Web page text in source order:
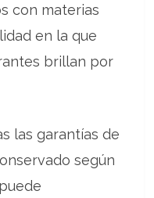
con materias
en la que
brillan por
las garantías de
según